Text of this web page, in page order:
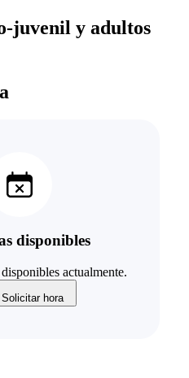
juvenil y adultos
disponibles
actualmente.
Solicitar hora